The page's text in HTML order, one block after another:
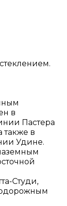
в
Пастера
также в
Удине.
Студи,